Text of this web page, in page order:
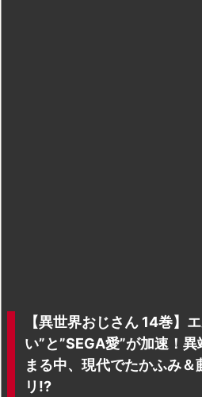
【異世界おじさん 14巻】
い”と”SEGA愛”が加速！
まる中、現代でたかふみ
リ!?